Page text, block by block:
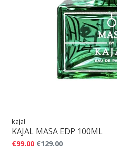
kajal
KAJAL MASA EDP 100ML
€99,00 €129,00